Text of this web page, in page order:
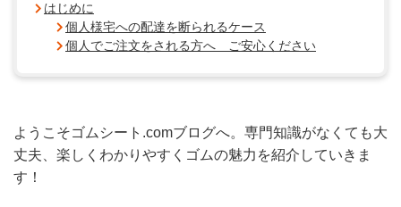
はじめに
個人様宅への配達を断られるケース
個人でご注文をされる方へ ご安心ください
ようこそゴムシート.comブログへ。専門知識がなくても大
丈夫、楽しくわかりやすくゴムの魅力を紹介していきま
す！